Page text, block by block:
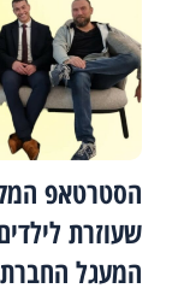
שעוזרת
המעגל